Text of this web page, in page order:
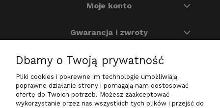
Moje konto
Gwarancja i zwroty
O nas
Na skróty
Dbamy o Twoją prywatność
Pliki cookies i pokrewne im technologie umożliwiają
poprawne działanie strony i pomagają nam dostosować
ofertę do Twoich potrzeb. Możesz zaakceptować
wykorzystanie przez nas wszystkich tych plików i przejść do